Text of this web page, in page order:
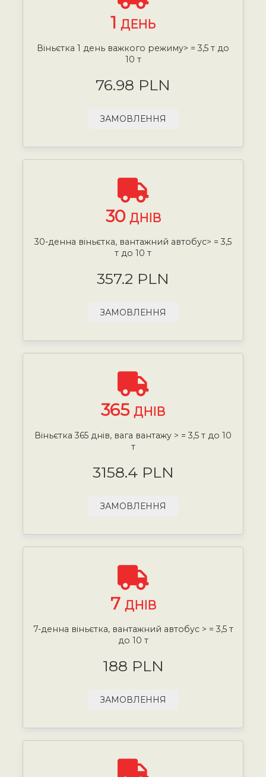
1 ДЕНЬ
Віньєтка 1 день важкого режиму> = 3,5 т до
10 т
76.98 PLN
ЗАМОВЛЕННЯ
30 ДНІВ
30-денна віньєтка, вантажний автобус> = 3,5
т до 10 т
357.2 PLN
ЗАМОВЛЕННЯ
365 ДНІВ
Віньєтка 365 днів, вага вантажу > = 3,5 т до 10
т
3158.4 PLN
ЗАМОВЛЕННЯ
7 ДНІВ
7-денна віньєтка, вантажний автобус > = 3,5 т
до 10 т
188 PLN
ЗАМОВЛЕННЯ